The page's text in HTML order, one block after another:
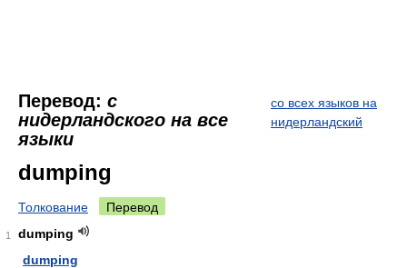
Перевод: с
нидерландского на все
языки
со всех языков на
нидерландский
dumping
Толкование Перевод
1
dumping
dumping